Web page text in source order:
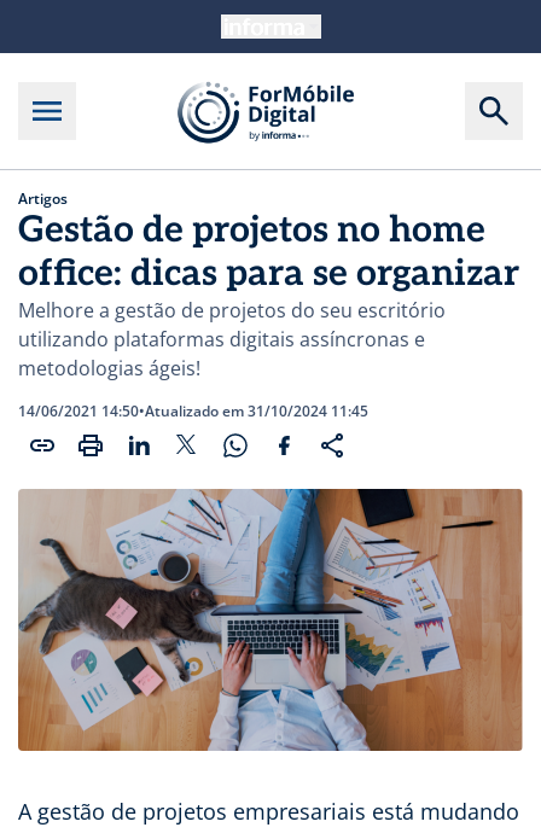
Artigos
Gestão de projetos no home
office: dicas para se organizar
Melhore a gestão de projetos do seu escritório
utilizando plataformas digitais assíncronas e
metodologias ágeis!
14/06/2021 14:50•Atualizado em 31/10/2024 11:45
A gestão de projetos empresariais está mudando